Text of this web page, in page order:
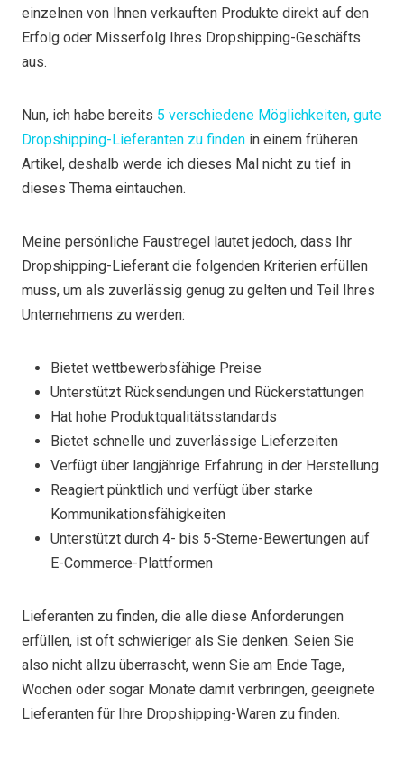
einzelnen von Ihnen verkauften Produkte direkt auf den
Erfolg oder Misserfolg Ihres Dropshipping-Geschäfts
aus.
Nun, ich habe bereits 5 verschiedene Möglichkeiten, gute
Dropshipping-Lieferanten zu finden in einem früheren
Artikel, deshalb werde ich dieses Mal nicht zu tief in
dieses Thema eintauchen.
Meine persönliche Faustregel lautet jedoch, dass Ihr
Dropshipping-Lieferant die folgenden Kriterien erfüllen
muss, um als zuverlässig genug zu gelten und Teil Ihres
Unternehmens zu werden:
Bietet wettbewerbsfähige Preise
Unterstützt Rücksendungen und Rückerstattungen
Hat hohe Produktqualitätsstandards
Bietet schnelle und zuverlässige Lieferzeiten
Verfügt über langjährige Erfahrung in der Herstellung
Reagiert pünktlich und verfügt über starke
Kommunikationsfähigkeiten
Unterstützt durch 4- bis 5-Sterne-Bewertungen auf
E-Commerce-Plattformen
Lieferanten zu finden, die alle diese Anforderungen
erfüllen, ist oft schwieriger als Sie denken. Seien Sie
also nicht allzu überrascht, wenn Sie am Ende Tage,
Wochen oder sogar Monate damit verbringen, geeignete
Lieferanten für Ihre Dropshipping-Waren zu finden.